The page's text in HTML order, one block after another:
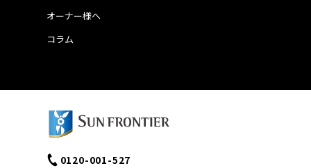
オーナー様へ
コラム
0120-001-527